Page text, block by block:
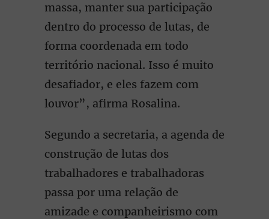
massa, manter sua participação
dentro do processo de lutas, de
forma coordenada em todo
território nacional. Isso é muito
desafiador, e eles fazem com
louvor”, afirma Rosalina.
Segundo a secretaria, a agenda de
construção de lutas dos
trabalhadores e trabalhadoras
passa por uma relação de
amizade e companheirismo com